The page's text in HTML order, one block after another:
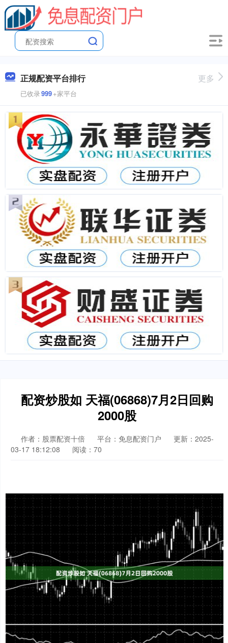
正规配资平台排行
已收录999+家平台
更多
配资炒股如 天福(06868)7月2日回购
2000股
作者：股票配资十倍 平台：免息配资门户
更新：2025-
03-17 18:12:08
阅读：70